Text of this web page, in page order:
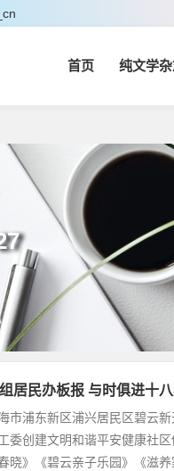
首页 纯文学
居民办板报 与时俱进十
海市浦东新区浦兴居民区碧云
委创建文明和谐平安健康社
晓》《碧云亲子乐园》《滋